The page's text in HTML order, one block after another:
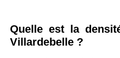
Quelle est la
Villardebelle ?